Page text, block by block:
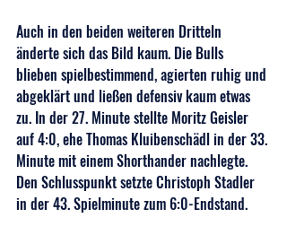
Auch in den beiden weiteren Dritteln
änderte sich das Bild kaum. Die Bulls
blieben spielbestimmend, agierten ruhig und
abgeklärt und ließen defensiv kaum etwas
zu. In der 27. Minute stellte Moritz Geisler
auf 4:0, ehe Thomas Kluibenschädl in der 33.
Minute mit einem Shorthander nachlegte.
Den Schlusspunkt setzte Christoph Stadler
in der 43. Spielminute zum 6:0-Endstand.